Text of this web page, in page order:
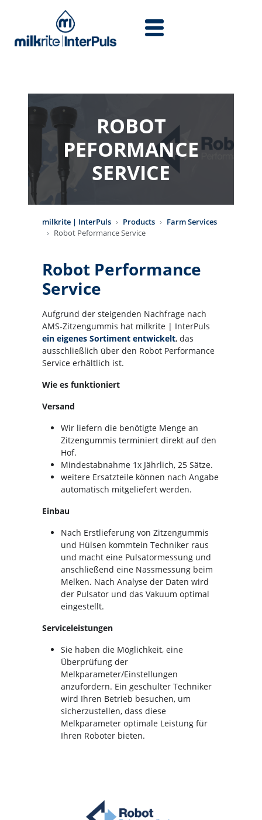
ROBOT
PEFORMANCE
SERVICE
milkrite | InterPuls Products
Farm Services
Robot Peformance Service
Robot Performance
Service
Aufgrund der steigenden Nachfrage nach
AMS-Zitzengummis hat milkrite | InterPuls
ein eigenes Sortiment entwickelt, das
ausschließlich über den Robot Performance
Service erhältlich ist.
Wie es funktioniert
Versand
Wir liefern die benötigte Menge an
Zitzengummis terminiert direkt auf den
Hof.
Mindestabnahme 1x Jährlich, 25 Sätze.
weitere Ersatzteile können nach Angabe
automatisch mitgeliefert werden.
Einbau
Nach Erstlieferung von Zitzengummis
und Hülsen kommtein Techniker raus
und macht eine Pulsatormessung und
anschließend eine Nassmessung beim
Melken. Nach Analyse der Daten wird
der Pulsator und das Vakuum optimal
eingestellt.
Serviceleistungen
Sie haben die Möglichkeit, eine
Überprüfung der
Melkparameter/Einstellungen
anzufordern. Ein geschulter Techniker
wird Ihren Betrieb besuchen, um
sicherzustellen, dass diese
Melkparameter optimale Leistung für
Ihren Roboter bieten.